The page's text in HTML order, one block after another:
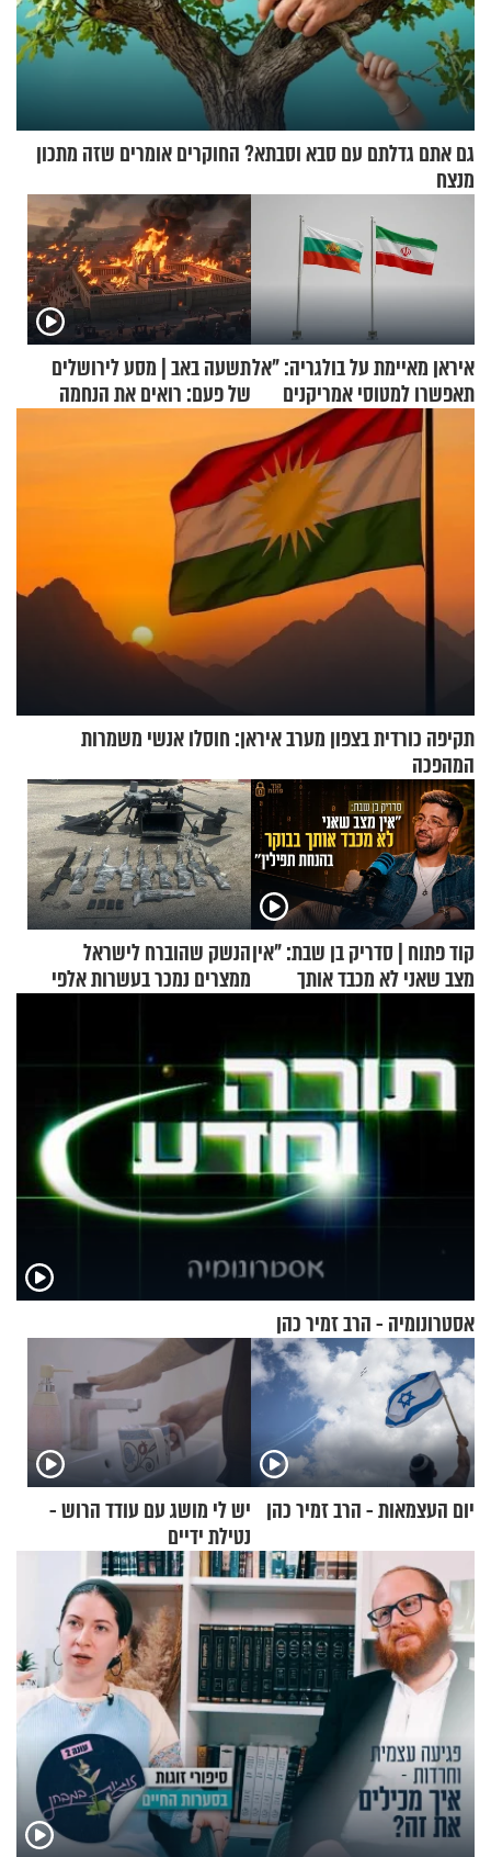
גם אתם גדלתם עם סבא וסבתא? החוקרים אומרים שזה מתכון
מנצח
איראן מאיימת על בולגריה: "אל
תאפשרו למטוסי אמריקנים
להמריא מהשטח שלכם"
תשעה באב | מסע לירושלים
של פעם: רואים את הנחמה
תקיפה כורדית בצפון מערב איראן: חוסלו אנשי משמרות
המהפכה
קוד פתוח | סדריק בן שבת: "אין
מצב שאני לא מכבד אותך
הנשק שהוברח לישראל
ממצרים נמכר בעשרות אלפי
אסטרונומיה - הרב זמיר כהן
יום העצמאות - הרב זמיר כהן יש לי מושג עם עודד הרוש -
נטילת ידיים